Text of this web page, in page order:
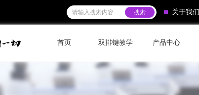
关于我们
首页 双排键教学 产品中心